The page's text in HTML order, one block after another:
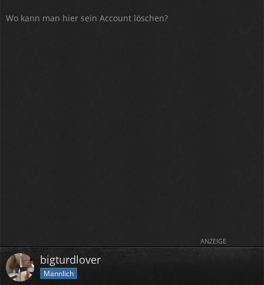
Wo kann man hier sein Account löschen?
ANZEIGE
bigturdlover
Männlich